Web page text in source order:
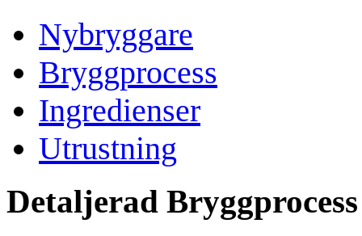
Nybryggare
Bryggprocess
Ingredienser
Utrustning
Detaljerad Bryggprocess